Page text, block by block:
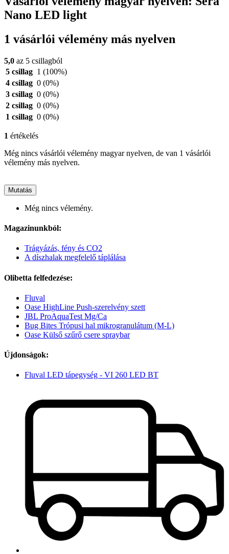
Nano LED light
1 vásárlói vélemény más nyelven
5,0 az 5 csillagból
5 csillag 1 (100%)
4 csillag 0 (0%)
3 csillag 0 (0%)
2 csillag 0 (0%)
1 csillag 0 (0%)
1 értékelés
Még nincs vásárlói vélemény magyar nyelven, de van 1 vásárlói
vélemény más nyelven.
Mutatás
Még nincs vélemény.
Magazinunkból:
Trágyázás, fény és CO2
A díszhalak megfelelő táplálása
Olibetta felfedezése:
Fluval
Oase HighLine Push-szerelvény szett
JBL ProAquaTest Mg/Ca
Bug Bites Trópusi hal mikrogranulátum (M-L)
Oase Külső szűrő csere spraybar
Újdonságok:
Fluval LED tápegység - VI 260 LED BT